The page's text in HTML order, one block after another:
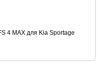
4 MAX для Kia Sportage